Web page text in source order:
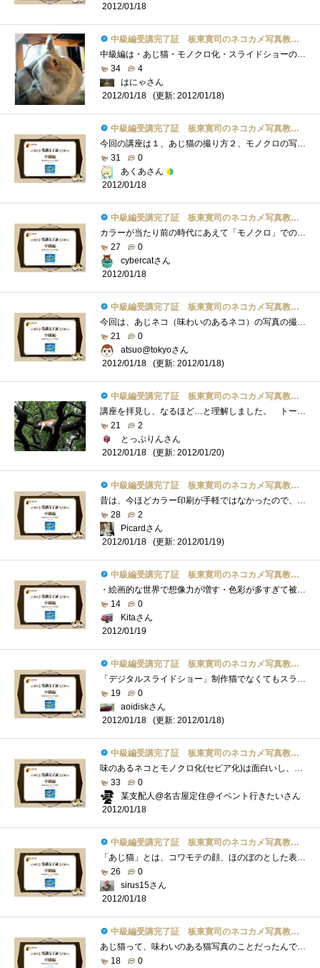
2012/01/18
中級編受講完了証 板東寛司のネコカメ写真教室パート2
中級編は・あじ猫・モノクロ化・スライドショーの2点。●あじ猫猫はいろんな表情を見せる＆それが分かりやすい生き物なので、表情、アングル�...
34
4
はにゃさん
2012/01/18
(更新: 2012/01/18)
中級編受講完了証 板東寛司のネコカメ写真教室パート2
今回の講座は１、あじ猫の撮り方２、モノクロの写真の加工方法３、スライドショーの作り方いつもと違ったアングルで写真を撮るのもまた楽し�...
31
0
あくあさん
2012/01/18
中級編受講完了証 板東寛司のネコカメ写真教室パート2
カラーが当たり前の時代にあえて「モノクロ」での主張。家の中で撮ると確かに雑然としたカラーリングになるので、ネコを目立たせるにはこの�...
27
0
cybercatさん
2012/01/18
中級編受講完了証 板東寛司のネコカメ写真教室パート2
今回は、あじネコ（味わいのあるネコ）の写真の撮り方、モノクロ、スライドショーがテーマでしたが、またしてもスライドショー以外はLightroom�...
21
0
atsuo@tokyoさん
2012/01/18
(更新: 2012/01/18)
中級編受講完了証 板東寛司のネコカメ写真教室パート2
講座を拝見し、なるほど…と理解しました。 トーンカーブの調整は、カラーで何度か経験しているため、内容自体はそれほど新鮮ではなかった�...
21
2
とっぷりんさん
2012/01/18
(更新: 2012/01/20)
中級編受講完了証 板東寛司のネコカメ写真教室パート2
昔は、今ほどカラー印刷が手軽ではなかったので、モノクロームを意識した写真の撮影や、グラフ,資料を作っていましたが、最近は余りモノクロ�...
28
2
Picardさん
2012/01/18
(更新: 2012/01/19)
中級編受講完了証 板東寛司のネコカメ写真教室パート2
・絵画的な世界で想像力が増す・色彩が多すぎて被写体が目立たずに失敗・「仮想コピーを作成」し、並べて比較編集・被写体の陰影を際立たせ�...
14
0
Kitaさん
2012/01/19
中級編受講完了証 板東寛司のネコカメ写真教室パート2
「デジタルスライドショー」制作猫でなくてもスライドショー楽しめますね。それを 猫でするとなると かなり楽しめるのは請け合い毎日、同�...
19
0
aoidiskさん
2012/01/18
(更新: 2012/01/18)
中級編受講完了証 板東寛司のネコカメ写真教室パート2
味のあるネコとモノクロ化(セピア化)は面白いし、センスも必要だなぁ～と漠然と見てました。今回はＰＳエレメンツ10の方で処理すると思ってた�...
33
0
某支配人@名古屋定住@イベント行きたいさん
2012/01/18
中級編受講完了証 板東寛司のネコカメ写真教室パート2
「あじ猫」とは、コワモテの顔、ほのぼのとした表情、ひょうきんな仕草など、可愛いだけでなく味わいのある猫写真とのこととあります。「あ�...
26
0
sirus15さん
2012/01/18
中級編受講完了証 板東寛司のネコカメ写真教室パート2
あじ猫って、味わいのある猫写真のことだったんですね。勝手に鯵をくわえた猫を想像してました。（笑）モノクロ写真って面白いですよねー。�...
18
0